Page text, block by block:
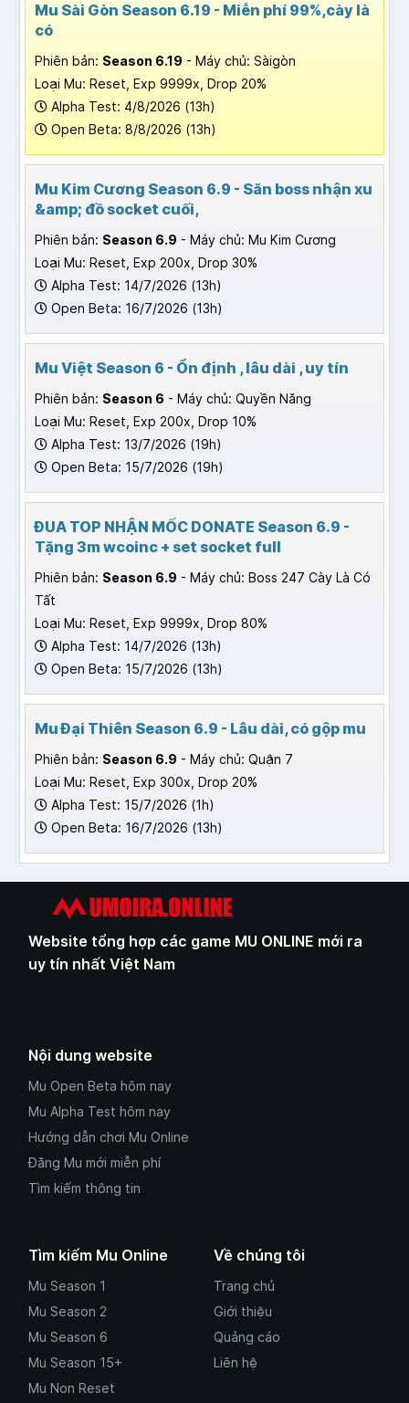
Mu Sài Gòn Season 6.19 - Miễn phí 99%,cày là
có
Phiên bản: Season 6.19 - Máy chủ: Sàigòn
Loại Mu: Reset, Exp 9999x, Drop 20%
Alpha Test: 4/8/2026 (13h)
Open Beta: 8/8/2026 (13h)
Mu Kim Cương Season 6.9 - Săn boss nhận xu
&amp; đồ socket cuối,
Phiên bản: Season 6.9 - Máy chủ: Mu Kim Cương
Loại Mu: Reset, Exp 200x, Drop 30%
Alpha Test: 14/7/2026 (13h)
Open Beta: 16/7/2026 (13h)
Mu Việt Season 6 - Ổn định , lâu dài , uy tín
Phiên bản: Season 6 - Máy chủ: Quyền Năng
Loại Mu: Reset, Exp 200x, Drop 10%
Alpha Test: 13/7/2026 (19h)
Open Beta: 15/7/2026 (19h)
ĐUA TOP NHẬN MỐC DONATE Season 6.9 -
Tặng 3m wcoinc + set socket full
Phiên bản: Season 6.9 - Máy chủ: Boss 247 Cày Là Có
Tất
Loại Mu: Reset, Exp 9999x, Drop 80%
Alpha Test: 14/7/2026 (13h)
Open Beta: 15/7/2026 (13h)
Mu Đại Thiên Season 6.9 - Lâu dài, có gộp mu
Phiên bản: Season 6.9 - Máy chủ: Quận 7
Loại Mu: Reset, Exp 300x, Drop 20%
Alpha Test: 15/7/2026 (1h)
Open Beta: 16/7/2026 (13h)
Website tổng hợp các game MU ONLINE mới ra
uy tín nhất Việt Nam
Nội dung website
Mu Open Beta hôm nay
Mu Alpha Test hôm nay
Hướng dẫn chơi Mu Online
Đăng Mu mới miễn phí
Tìm kiếm thông tin
Tìm kiếm Mu Online
Mu Season 1
Mu Season 2
Mu Season 6
Mu Season 15+
Mu Non Reset
Về chúng tôi
Trang chủ
Giới thiệu
Quảng cáo
Liên hệ